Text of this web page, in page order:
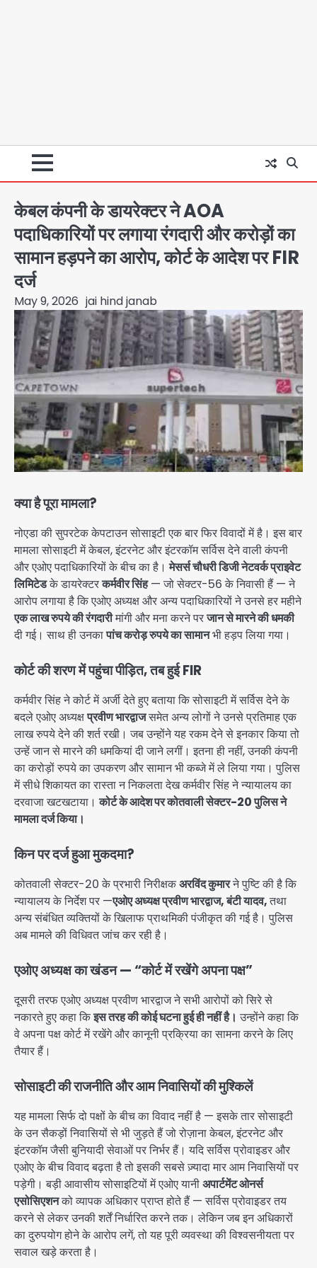
केबल कंपनी के डायरेक्टर ने AOA
पदाधिकारियों पर लगाया रंगदारी और करोड़ों का
सामान हड़पने का आरोप, कोर्ट के आदेश पर FIR
दर्ज
May 9, 2026 jai hind janab
क्या है पूरा मामला?
नोएडा की सुपरटेक केपटाउन सोसाइटी एक बार फिर विवादों में है। इस बार
मामला सोसाइटी में केबल, इंटरनेट और इंटरकॉम सर्विस देने वाली कंपनी
और एओए पदाधिकारियों के बीच का है।मेसर्स चौधरी डिजी नेटवर्क प्राइवेट
लिमिटेडके डायरेक्टरकर्मवीर सिंह— जो सेक्टर-56 के निवासी हैं — ने
आरोप लगाया है कि एओए अध्यक्ष और अन्य पदाधिकारियों ने उनसे हर महीने
एक लाख रुपये की रंगदारीमांगी और मना करने परजान से मारने की धमकी
दी गई। साथ ही उनकापांच करोड़ रुपये का सामानभी हड़प लिया गया।
कोर्ट की शरण में पहुंचा पीड़ित, तब हुई FIR
कर्मवीर सिंह ने कोर्ट में अर्जी देते हुए बताया कि सोसाइटी में सर्विस देने के
बदले एओए अध्यक्षप्रवीण भारद्वाजसमेत अन्य लोगों ने उनसे प्रतिमाह एक
लाख रुपये देने की शर्त रखी। जब उन्होंने यह रकम देने से इनकार किया तो
उन्हें जान से मारने की धमकियां दी जाने लगीं। इतना ही नहीं, उनकी कंपनी
का करोड़ों रुपये का उपकरण और सामान भी कब्जे में ले लिया गया। पुलिस
में सीधे शिकायत का रास्ता न निकलता देख कर्मवीर सिंह ने न्यायालय का
दरवाजा खटखटाया।कोर्ट के आदेश पर कोतवाली सेक्टर-20 पुलिस ने
मामला दर्ज किया।
किन पर दर्ज हुआ मुकदमा?
कोतवाली सेक्टर-20 के प्रभारी निरीक्षकअरविंद कुमारने पुष्टि की है कि
न्यायालय के निर्देश पर —एओए अध्यक्ष प्रवीण भारद्वाज,बंटी यादव,तथा
अन्य संबंधित व्यक्तियों के खिलाफ प्राथमिकी पंजीकृत की गई है। पुलिस
अब मामले की विधिवत जांच कर रही है।
एओए अध्यक्ष का खंडन — “कोर्ट में रखेंगे अपना पक्ष”
दूसरी तरफ एओए अध्यक्ष प्रवीण भारद्वाज ने सभी आरोपों को सिरे से
नकारते हुए कहा किइस तरह की कोई घटना हुई ही नहीं है। उन्होंने कहा कि
वे अपना पक्ष कोर्ट में रखेंगे और कानूनी प्रक्रिया का सामना करने के लिए
तैयार हैं।
सोसाइटी की राजनीति और आम निवासियों की मुश्किलें
यह मामला सिर्फ दो पक्षों के बीच का विवाद नहीं है — इसके तार सोसाइटी
के उन सैकड़ों निवासियों से भी जुड़ते हैं जो रोज़ाना केबल, इंटरनेट और
इंटरकॉम जैसी बुनियादी सेवाओं पर निर्भर हैं। यदि सर्विस प्रोवाइडर और
एओए के बीच विवाद बढ़ता है तो इसकी सबसे ज़्यादा मार आम निवासियों पर
पड़ेगी। बड़ी आवासीय सोसाइटियों में एओए यानीअपार्टमेंट ओनर्स
एसोसिएशनको व्यापक अधिकार प्राप्त होते हैं — सर्विस प्रोवाइडर तय
करने से लेकर उनकी शर्तें निर्धारित करने तक। लेकिन जब इन अधिकारों
का दुरुपयोग होने के आरोप लगें, तो यह पूरी व्यवस्था की विश्वसनीयता पर
सवाल खड़े करता है।